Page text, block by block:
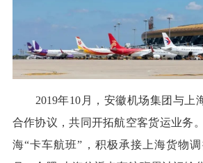
2019年10月，安徽机场集团与上
合作协议，共同开拓航空客货运业务
海“卡车航班”，积极承接上海货物调